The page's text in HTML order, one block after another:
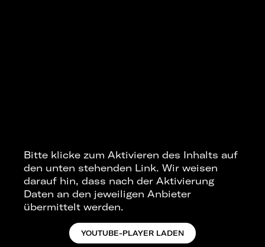
Bitte klicke zum Aktivieren des Inhalts auf
den unten stehenden Link. Wir weisen
darauf hin, dass nach der Aktivierung
Daten an den jeweiligen Anbieter
übermittelt werden.
YOUTUBE-PLAYER LADEN